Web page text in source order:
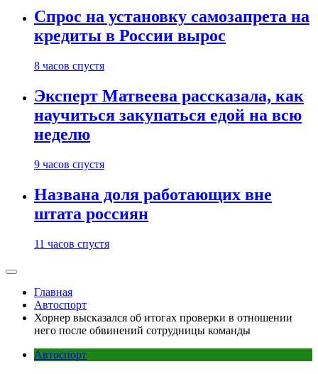
Спрос на установку самозапрета на
кредиты в России вырос
8 часов спустя
Эксперт Матвеева рассказала, как
научиться закупаться едой на всю
неделю
9 часов спустя
Названа доля работающих вне
штата россиян
11 часов спустя
Главная
Автоспорт
Хорнер высказался об итогах проверки в отношении
него после обвинений сотрудницы команды
Автоспорт